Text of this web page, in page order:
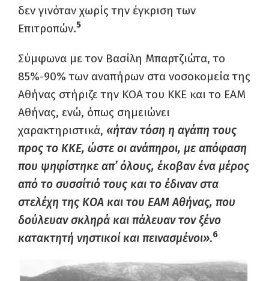
δεν γινόταν χωρίς την έγκριση των
Επιτροπών.5
Σύμφωνα με τον Βασίλη Μπαρτζιώτα, το
85%-90% των αναπήρων στα νοσοκομεία της
Αθήνας στήριζε την ΚΟΑ του ΚΚΕ και το ΕΑΜ
Αθήνας, ενώ, όπως σημειώνει
χαρακτηριστικά, «ήταν τόση η αγάπη τους
προς το ΚΚΕ, ώστε οι ανάπηροι, με απόφαση
που ψηφίστηκε απ’ όλους, έκοβαν ένα μέρος
από το συσσίτιό τους και το έδιναν στα
στελέχη της ΚΟΑ και του ΕΑΜ Αθήνας, που
δούλευαν σκληρά και πάλευαν τον ξένο
κατακτητή νηστικοί και πεινασμένοι».6